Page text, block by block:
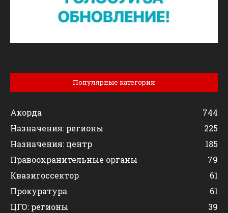
Популярные категории
Акорда
744
Назначения: регионы
225
Назначения: центр
185
Правоохранительные органы
79
Квазигоссектор
61
Прокуратура
61
ЦГО: регионы
39